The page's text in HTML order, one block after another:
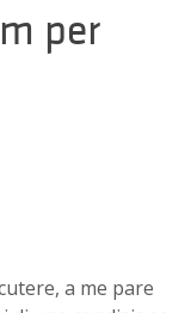
per
a me pare